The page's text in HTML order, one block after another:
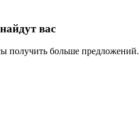
вас
получить больше предложений.